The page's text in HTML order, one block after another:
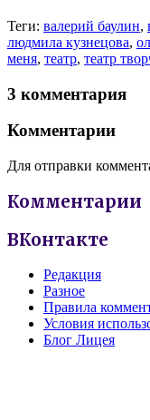
Теги: валерий баулин,
людмила кузнецова,
меня, театр, театр
3 комментария
Комментарии
Для отправки
Комментарии
ВКонтакте
Редакция
Разное
Правила
Условия
Блог Лицея